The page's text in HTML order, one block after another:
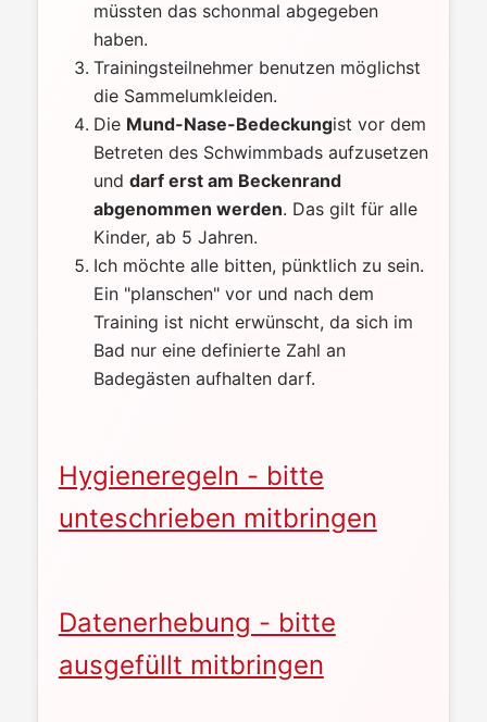
müssten das schonmal abgegeben
haben.
Trainingsteilnehmer benutzen möglichst
die Sammelumkleiden.
Die Mund-Nase-Bedeckungist vor dem
Betreten des Schwimmbads aufzusetzen
und darf erst am Beckenrand
abgenommen werden. Das gilt für alle
Kinder, ab 5 Jahren.
Ich möchte alle bitten, pünktlich zu sein.
Ein "planschen" vor und nach dem
Training ist nicht erwünscht, da sich im
Bad nur eine definierte Zahl an
Badegästen aufhalten darf.
Hygieneregeln - bitte
unteschrieben mitbringen
Datenerhebung - bitte
ausgefüllt mitbringen